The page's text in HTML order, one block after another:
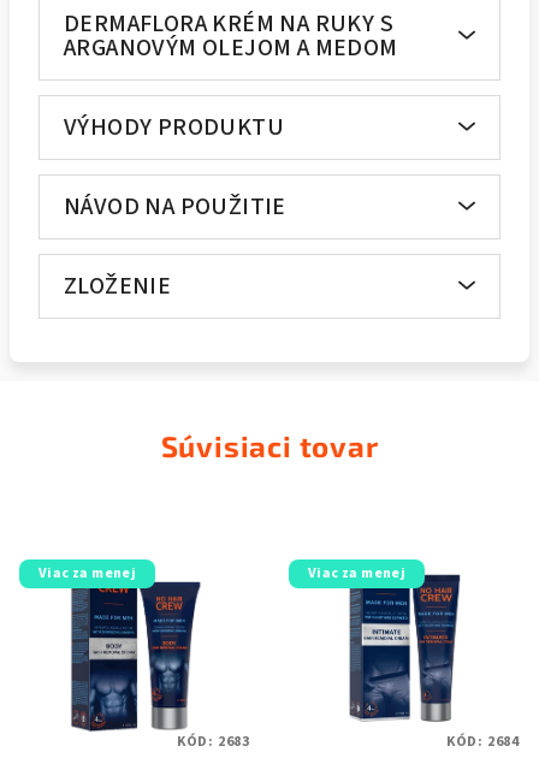
DERMAFLORA KRÉM NA RUKY S
ARGANOVÝM OLEJOM A MEDOM
VÝHODY PRODUKTU
NÁVOD NA POUŽITIE
ZLOŽENIE
Súvisiaci tovar
Viac za menej
KÓD: 2683
Viac za menej
KÓD: 2684